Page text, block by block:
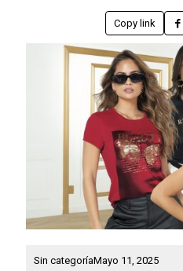
Copy link
Sin categoríaMayo 11, 2025